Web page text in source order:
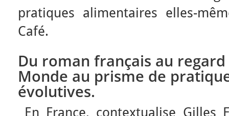
pratiques alimentaires elles-
Café.
Du roman français au
Monde au prisme de
évolutives.
En France, contextualise Gilles